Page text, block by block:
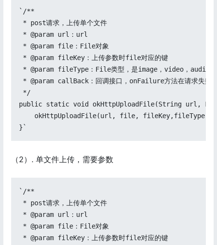
`/**
* post请求，上传单个文件
* @param url：url
* @param file：File对象
* @param fileKey：上传参数时file对应的键
* @param fileType：File类型，是image，video，audio
* @param callBack：回调接口，onFailure方法在请求失败时
*/
public static void okHttpUploadFile(String url,
okHttpUploadFile(url, file, fileKey,fileType,
}`
（2）. 单文件上传，需要参数
`/**
* post请求，上传单个文件
* @param url：url
* @param file：File对象
* @param fileKey：上传参数时file对应的键